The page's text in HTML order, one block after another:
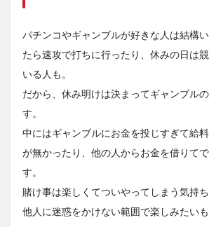
パチンコやギャンブルが好きな人は結構
たら速攻で打ちに行ったり、休みの日は
いる人も。
だから、休み明けは決まってギャンブル
す。
中にはギャンブルにお金を投じすぎて給
が無かったり、他の人からお金を借りて
す。
賭け事は楽しくてついやってしまう気持ち
他人に迷惑をかけない範囲で楽しみたいも